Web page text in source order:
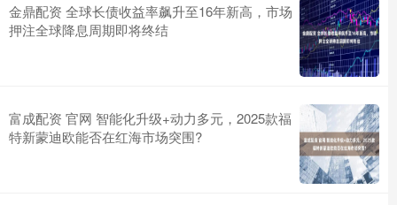
金鼎配资 全球长债收益率飙升至16年新高，市场
押注全球降息周期即将终结
富成配资 官网 智能化升级+动力多元，2025款福
特新蒙迪欧能否在红海市场突围?